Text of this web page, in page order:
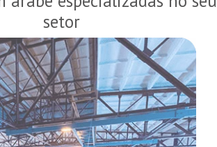
setor